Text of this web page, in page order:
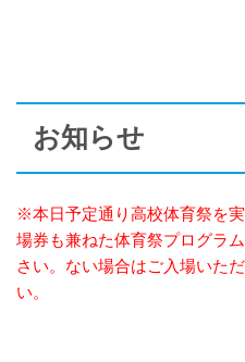
お知らせ
※本日予定通り高校体育祭を
場券も兼ねた体育祭プログラ
さい。ない場合はご入場いた
い。